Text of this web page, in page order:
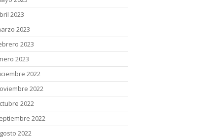
2023
2023
2023
2023
2022
2022
2022
2022
2022